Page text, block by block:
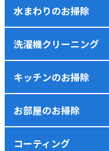
水まわりのお掃除
洗濯機クリーニング
キッチンのお掃除
お部屋のお掃除
コーティング